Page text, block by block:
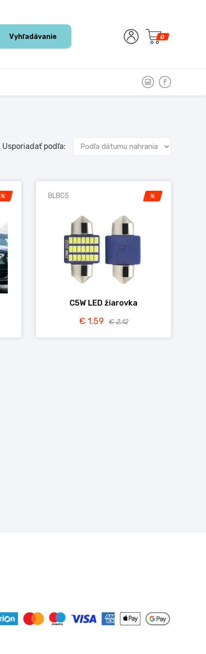
Vyhľadávanie 0
Usporiadať podľa:
% %
BLBC5
C5W LED žiarovka
€ 1.59 € 2.12